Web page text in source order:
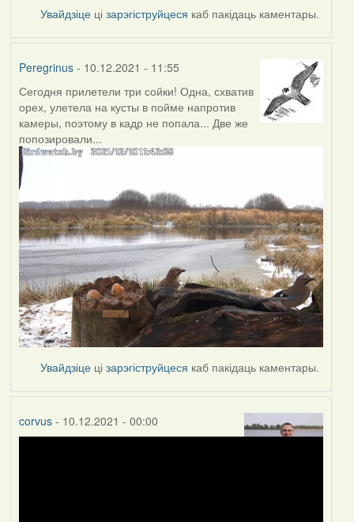
Увайдзіце цізарэгіструйцеся каб пакідаць каментары.
Peregrinus- 10.12.2021 - 11:55
Сегодня прилетели три сойки! Одна, схватив
орех, улетела на кусты в пойме напротив
камеры, поэтому в кадр не попала... Две же
попозировали...
Увайдзіце цізарэгіструйцеся каб пакідаць каментары.
corvus- 10.12.2021 - 00:00